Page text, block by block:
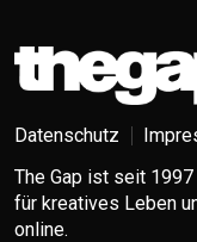
Datenschutz
The Gap ist seit
für kreatives Leben
online.